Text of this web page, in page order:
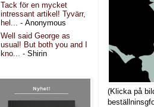
Tack för en mycket
intressant artikel! Tyvärr,
hel... - Anonymous
Well said George as
usual! But both you and I
kno...
- Shirin
(Klicka på